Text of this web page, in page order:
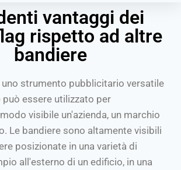
vantaggi dei
rispetto ad altre
bandiere
uno strumento pubblicitario versatile
essere utilizzato per
visibile un'azienda, un marchio
Le bandiere sono altamente visibili
posizionate in una varietà di
all'esterno di un edificio, in una